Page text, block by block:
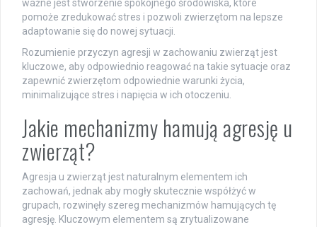
ważne jest stworzenie spokojnego środowiska, które
pomoże zredukować stres i pozwoli zwierzętom na lepsze
adaptowanie się do nowej sytuacji.
Rozumienie przyczyn agresji w zachowaniu zwierząt jest
kluczowe, aby odpowiednio reagować na takie sytuacje oraz
zapewnić zwierzętom odpowiednie warunki życia,
minimalizujące stres i napięcia w ich otoczeniu.
Jakie mechanizmy hamują agresję u
zwierząt?
Agresja u zwierząt jest naturalnym elementem ich
zachowań, jednak aby mogły skutecznie współżyć w
grupach, rozwinęły szereg mechanizmów hamujących tę
agresję. Kluczowym elementem są zrytualizowane